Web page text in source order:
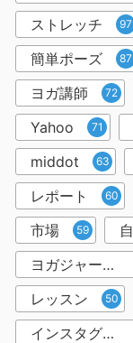
ストレッチ 97
簡単ポーズ 87
ヨガ講師 72
Yahoo 71
middot 63
レポート 60
市場 59
ヨガジャーナルオンライン
レッスン 50
インスタグラム